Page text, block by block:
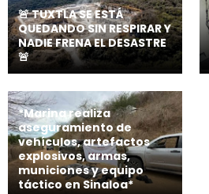
🚨 TUXTLA SE ESTÁ
QUEDANDO SIN RESPIRAR Y
NADIE FRENA EL DESASTRE
🚨
*Marina realiza
aseguramiento de
vehículos, artefactos
explosivos, armas,
municiones y equipo
táctico en Sinaloa*